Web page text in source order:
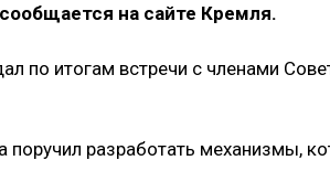
на сайте Кремля.
по итогам встречи с членами
поручил разработать механизмы,